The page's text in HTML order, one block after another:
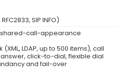
SIP INFO)
shared-call-appearance
LDAP, up to 500 items), call
click-to-dial, flexible dial
and fail-over